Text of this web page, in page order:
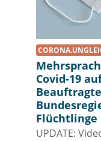
Covid-19
UPDATE: